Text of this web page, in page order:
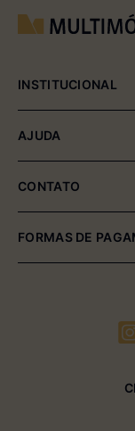
INSTITUCIONAL
Política de Entrega
AJUDA
Fale Conosco
CONTATO
(54) 2102-4000
(54) 99611-6238
FORMAS DE